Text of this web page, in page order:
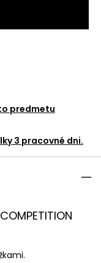
predmetu
3 pracovné dni.
COMPETITION